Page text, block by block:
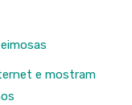
e mostram